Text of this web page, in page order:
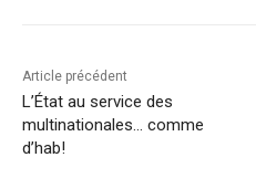
Article précédent
L’État au service des
multinationales… comme
d’hab!